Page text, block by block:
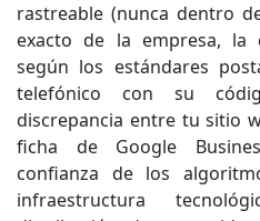
rastreable (nunca dentro
exacto de la empresa, la
según los estándares
telefónico con su
discrepancia entre tu sitio
ficha de Google
confianza de los
infraestructura